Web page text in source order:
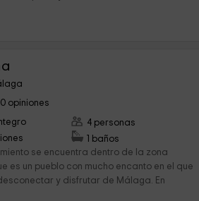
0 opiniones
4 personas
1 baños
se encuentra dentro de la zona
es un pueblo con mucho encanto en el que
y disfrutar de Málaga. En